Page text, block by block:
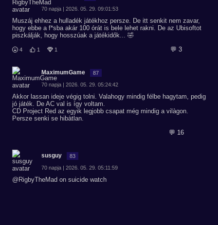
70 napja | 2026. 05. 29. 09:01:53
Muszáj ehhez a hulladék játékhoz persze. De itt senkit nem zavar,
hogy ebbe a f*sba akár 100 órát is bele lehet rakni. De az Ubisoftot
piszkálják, hogy hosszúak a játékidők... 🤣
1
4 1 💬 3
MaximumGame 87
70 napja | 2026. 05. 29. 05:24:42
Akkor lassan ideje végig tolni. Valahogy mindig félbe hagytam, pedig
jó játék. De AC val is így voltam.
CD Project Red az egyik legjobb csapat még mindig a vilàgon.
Persze senki se hibàtlan.
💬 16
susguy 83
70 napja | 2026. 05. 29. 05:11:59
@RigbyTheMad on suicide watch